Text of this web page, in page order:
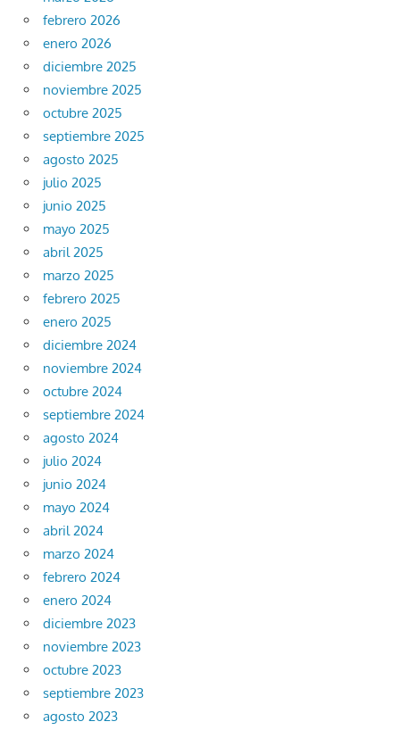
febrero 2026
enero 2026
diciembre 2025
noviembre 2025
octubre 2025
septiembre 2025
agosto 2025
julio 2025
junio 2025
mayo 2025
abril 2025
marzo 2025
febrero 2025
enero 2025
diciembre 2024
noviembre 2024
octubre 2024
septiembre 2024
agosto 2024
julio 2024
junio 2024
mayo 2024
abril 2024
marzo 2024
febrero 2024
enero 2024
diciembre 2023
noviembre 2023
octubre 2023
septiembre 2023
agosto 2023